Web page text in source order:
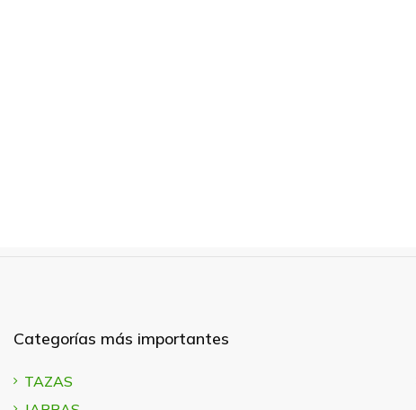
Categorías más importantes
TAZAS